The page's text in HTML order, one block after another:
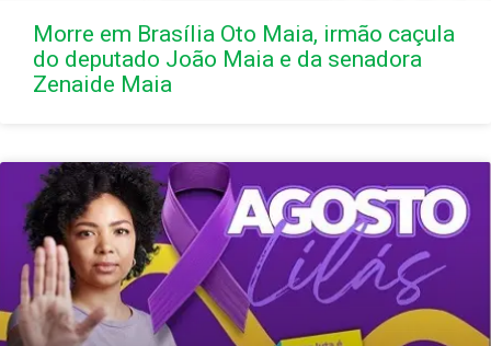
Morre em Brasília Oto Maia, irmão caçula
do deputado João Maia e da senadora
Zenaide Maia